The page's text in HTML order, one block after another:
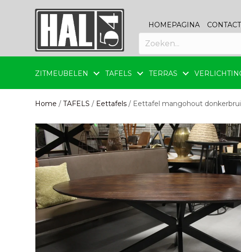
HOMEPAGINA
ZITMEUBELEN TAFELS TERRAS
Home / TAFELS / Eettafels / Eettafel mangohout